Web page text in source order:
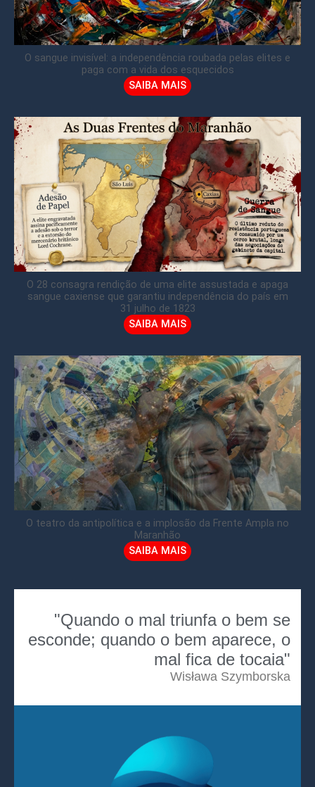
O sangue invisível: a independência roubada pelas elites e
paga com a vida dos esquecidos
SAIBA MAIS
O 28 consagra rendição de uma elite assustada e apaga
sangue caxiense que garantiu independência do país em
31 julho de 1823
SAIBA MAIS
O teatro da antipolítica e a implosão da Frente Ampla no
Maranhão
SAIBA MAIS
"Quando o mal triunfa o bem se
esconde; quando o bem aparece, o
mal fica de tocaia"
Wisława Szymborska